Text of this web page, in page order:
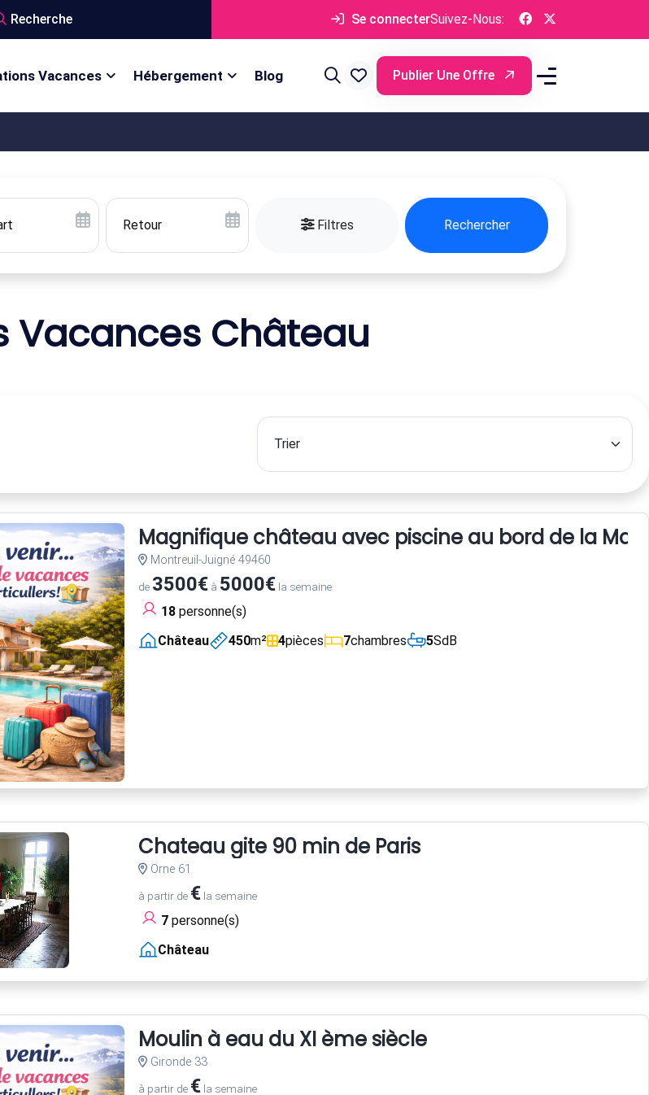
Recherche Se connecterSuivez-Nous:
Vacances Hébergement Blog Publier Une Offre
Filtres Rechercher
Vacances Château
Magnifique château avec piscine au bord de la
Montreuil-Juigné 49460
de 3500€à 5000€la semaine
18personne(s)
Château
450m² 4pièces 7chambres 5SdB
Chateau gite 90 min de Paris
Orne 61
à partir de €la semaine
7personne(s)
Château
Moulin à eau du XI ème siècle
Gironde 33
à partir de €la semaine